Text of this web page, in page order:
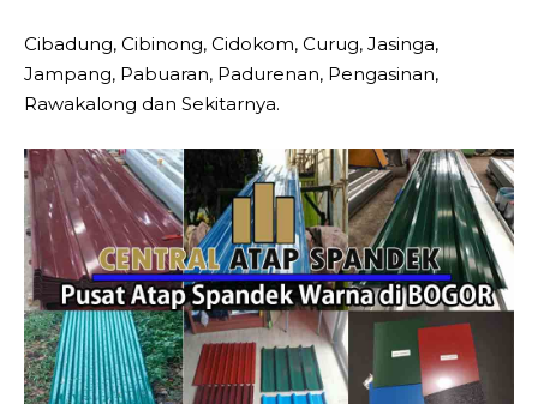
Cibadung, Cibinong, Cidokom, Curug, Jasinga,
Jampang, Pabuaran, Padurenan, Pengasinan,
Rawakalong dan Sekitarnya.